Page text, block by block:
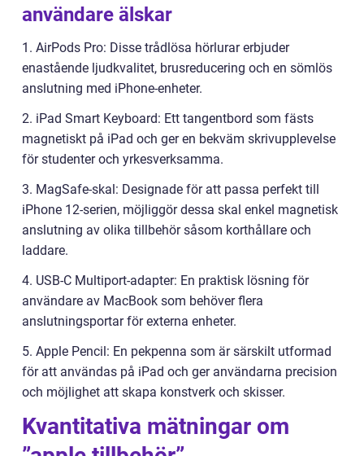
användare älskar
1. AirPods Pro: Disse trådlösa hörlurar erbjuder
enastående ljudkvalitet, brusreducering och en sömlös
anslutning med iPhone-enheter.
2. iPad Smart Keyboard: Ett tangentbord som fästs
magnetiskt på iPad och ger en bekväm skrivupplevelse
för studenter och yrkesverksamma.
3. MagSafe-skal: Designade för att passa perfekt till
iPhone 12-serien, möjliggör dessa skal enkel magnetisk
anslutning av olika tillbehör såsom korthållare och
laddare.
4. USB-C Multiport-adapter: En praktisk lösning för
användare av MacBook som behöver flera
anslutningsportar för externa enheter.
5. Apple Pencil: En pekpenna som är särskilt utformad
för att användas på iPad och ger användarna precision
och möjlighet att skapa konstverk och skisser.
Kvantitativa mätningar om